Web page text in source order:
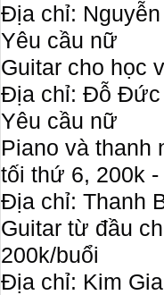
Địa chỉ: Nguyễn
Yêu cầu nữ
Guitar cho học
Địa chỉ: Đỗ Đức
Yêu cầu nữ
Piano và thanh
tối thứ 6, 200k
Địa chỉ: Thanh
Guitar từ đầu
200k/buổi
Địa chỉ: Kim